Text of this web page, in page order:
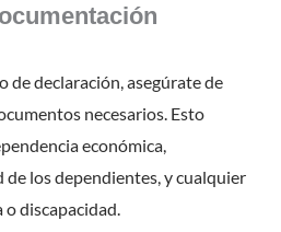
de declaración, asegúrate de
necesarios. Esto
económica,
los dependientes, y cualquier
discapacidad.